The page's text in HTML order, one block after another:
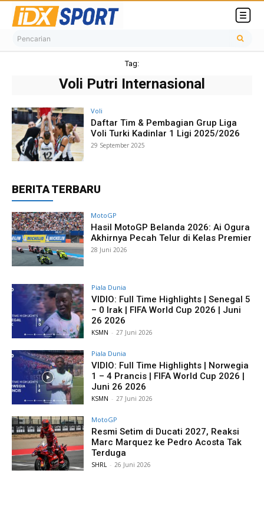
Pencarian
Tag:
Voli Putri Internasional
Voli
Daftar Tim & Pembagian Grup Liga
Voli Turki Kadinlar 1 Ligi 2025/2026
29 September 2025
BERITA TERBARU
MotoGP
Hasil MotoGP Belanda 2026: Ai Ogura
Akhirnya Pecah Telur di Kelas Premier
28 Juni 2026
Piala Dunia
VIDIO: Full Time Highlights | Senegal 5
– 0 Irak | FIFA World Cup 2026 | Juni
26 2026
KSMN - 27 Juni 2026
Piala Dunia
VIDIO: Full Time Highlights | Norwegia
1 – 4 Prancis | FIFA World Cup 2026 |
Juni 26 2026
KSMN - 27 Juni 2026
MotoGP
Resmi Setim di Ducati 2027, Reaksi
Marc Marquez ke Pedro Acosta Tak
Terduga
SHRL - 26 Juni 2026